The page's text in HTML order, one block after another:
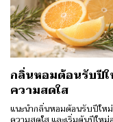
กลิ่นหอมต้อนรับปีใ
ความสดใส
แนะนำกลิ่นหอมต้อนรับปีให